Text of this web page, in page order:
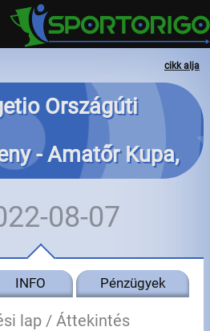
cikk alja
Országúti
- Amatőr Kupa,
08-07
INFO Pénzügyek
lap / Áttekintés